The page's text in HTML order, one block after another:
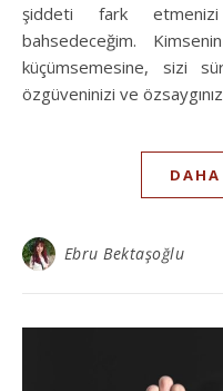
şiddeti fark etmenizi
bahsedeceğim.
küçümsemesine, sizi
özgüveninizi ve
Ebru Bektaşoğlu